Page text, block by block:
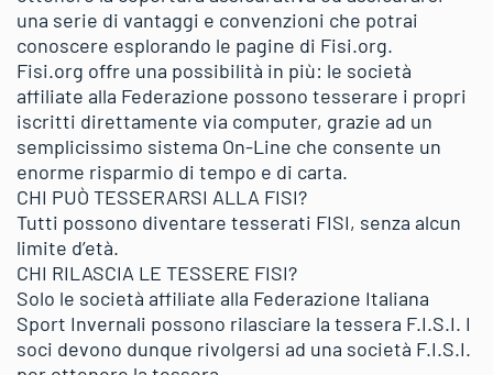
una serie di vantaggi e convenzioni che potrai
conoscere esplorando le pagine di Fisi.org.
Fisi.org offre una possibilità in più: le società
affiliate alla Federazione possono tesserare i propri
iscritti direttamente via computer, grazie ad un
semplicissimo sistema On-Line che consente un
enorme risparmio di tempo e di carta.
CHI PUÒ TESSERARSI ALLA FISI?
Tutti possono diventare tesserati FISI, senza alcun
limite d’età.
CHI RILASCIA LE TESSERE FISI?
Solo le società affiliate alla Federazione Italiana
Sport Invernali possono rilasciare la tessera F.I.S.I. I
soci devono dunque rivolgersi ad una società F.I.S.I.